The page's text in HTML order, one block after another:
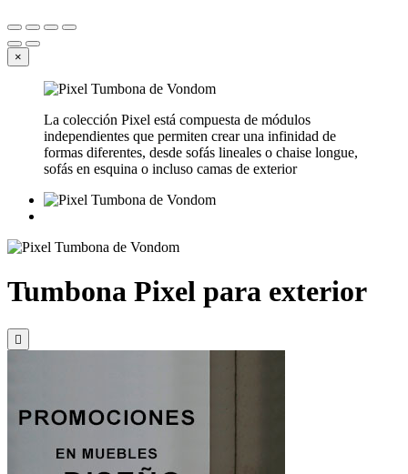
×
La colección Pixel está compuesta de módulos
independientes que permiten crear una infinidad de
formas diferentes, desde sofás lineales o chaise longue,
sofás en esquina o incluso camas de exterior
Tumbona Pixel para exterior
